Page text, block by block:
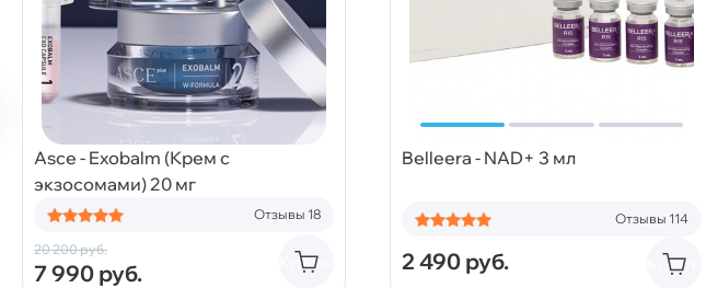
Asce - Exobalm (Крем с
экзосомами) 20 мг
Отзывы 18
20 200руб.
7 990 руб. Купить
Belleera - NAD+ 3 мл
Отзывы 114
2 490 руб. Купить